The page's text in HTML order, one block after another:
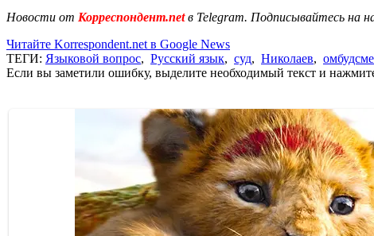
Новости от Корреспондент.netв Telegram. Подписывайтесь на
Читайте Korrespondent.net в Google News
ТЕГИ: Языковой вопрос, Русский язык, суд, Николаев,
Если вы заметили ошибку, выделите необходимый текст и